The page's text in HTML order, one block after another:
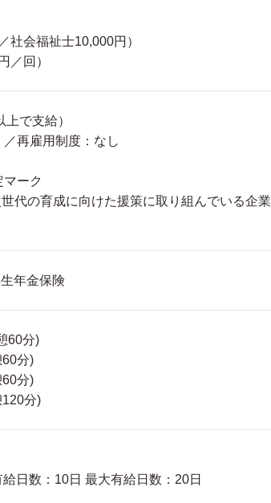
社会福祉士10,000円）
／回）
で支給）
再雇用制度：なし
ーク
代の育成に向けた援策に取り組んでいる企業
年金保険
60分)
分)
分)
分)
日数：10日 最大有給日数：20日